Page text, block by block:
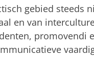
gebied steeds
en van
promovendi